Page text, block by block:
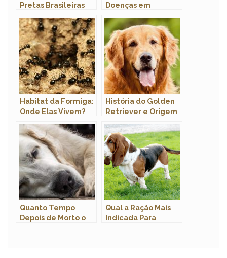
Pretas Brasileiras
Doenças em
e Tratamento
Habitat da Formiga:
Onde Elas Vivem?
História do Golden
Retriever e Origem
Quanto Tempo
Depois de Morto o
Qual a Ração Mais
Indicada Para